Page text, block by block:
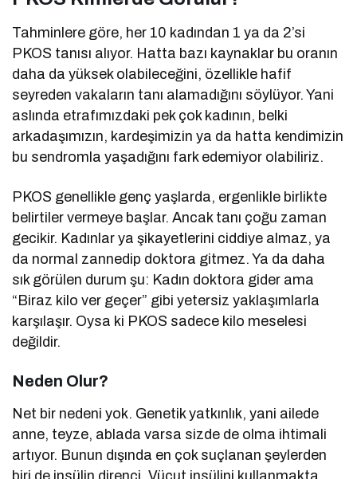
Tahminlere göre, her 10 kadından 1 ya da 2’si
PKOS tanısı alıyor. Hatta bazı kaynaklar bu oranın
daha da yüksek olabileceğini, özellikle hafif
seyreden vakaların tanı alamadığını söylüyor. Yani
aslında etrafımızdaki pek çok kadının, belki
arkadaşımızın, kardeşimizin ya da hatta kendimizin
bu sendromla yaşadığını fark edemiyor olabiliriz.
PKOS genellikle genç yaşlarda, ergenlikle birlikte
belirtiler vermeye başlar. Ancak tanı çoğu zaman
gecikir. Kadınlar ya şikayetlerini ciddiye almaz, ya
da normal zannedip doktora gitmez. Ya da daha
sık görülen durum şu: Kadın doktora gider ama
“Biraz kilo ver geçer” gibi yetersiz yaklaşımlarla
karşılaşır. Oysa ki PKOS sadece kilo meselesi
değildir.
Neden Olur?
Net bir nedeni yok. Genetik yatkınlık, yani ailede
anne, teyze, ablada varsa sizde de olma ihtimali
artıyor. Bunun dışında en çok suçlanan şeylerden
biri de insülin direnci. Vücut insülini kullanmakta